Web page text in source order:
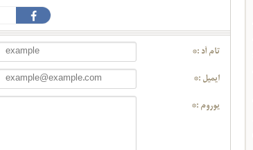
تام آد :*
ایمیل :*
یوروم :*